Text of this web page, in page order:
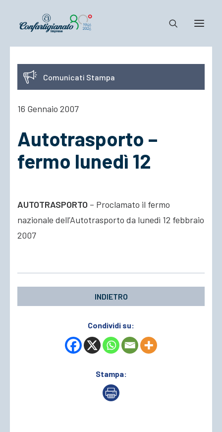
Notizie e Documenti
Confartigianato
Cosa Facciamo
Comunicati Stampa
16 Gennaio 2007
Autotrasporto –
fermo lunedì 12
AUTOTRASPORTO – Proclamato il fermo
nazionale dell’Autotrasporto da lunedì 12 febbraio
2007
INDIETRO
Condividi su:
Stampa: